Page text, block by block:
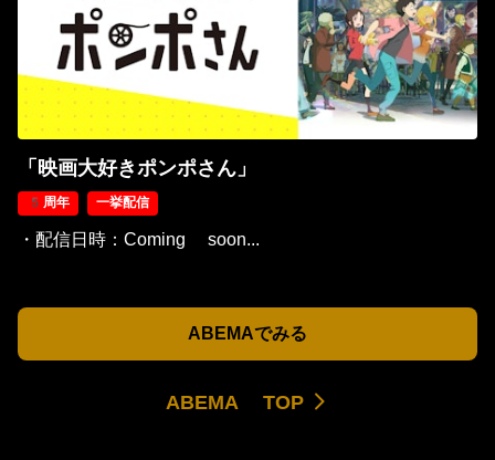
「映画大好きポンポさん」
5周年 一挙配信
・配信日時：Coming soon...
ABEMAでみる
ABEMA TOP